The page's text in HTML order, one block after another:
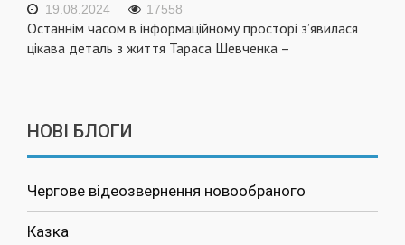
19.08.2024 17558
Останнім часом в інформаційному просторі з’явилася
цікава деталь з життя Тараса Шевченка –
НОВІ БЛОГИ
Чергове відеозвернення новообраного
Казка